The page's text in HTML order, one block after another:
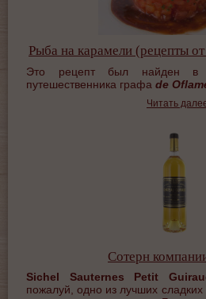
Рыба на карамели (рецепты
Это рецепт был найден в
путешественника графаde
Читать
Сотерн
Sichel Sauternes Petit
пожалуй, одно из лучших